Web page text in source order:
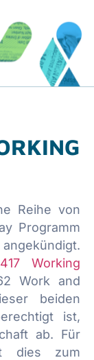
Reihe von
Programm
417 Working
Work and
beiden
ist,
ab. Für
dies zum